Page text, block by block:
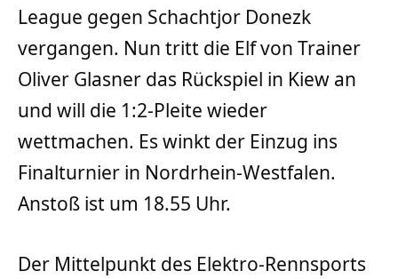
League gegen Schachtjor Donezk
vergangen. Nun tritt die Elf von Trainer
Oliver Glasner das Rückspiel in Kiew an
und will die 1:2-Pleite wieder
wettmachen. Es winkt der Einzug ins
Finalturnier in Nordrhein-Westfalen.
Anstoß ist um 18.55 Uhr.
Der Mittelpunkt des Elektro-Rennsports